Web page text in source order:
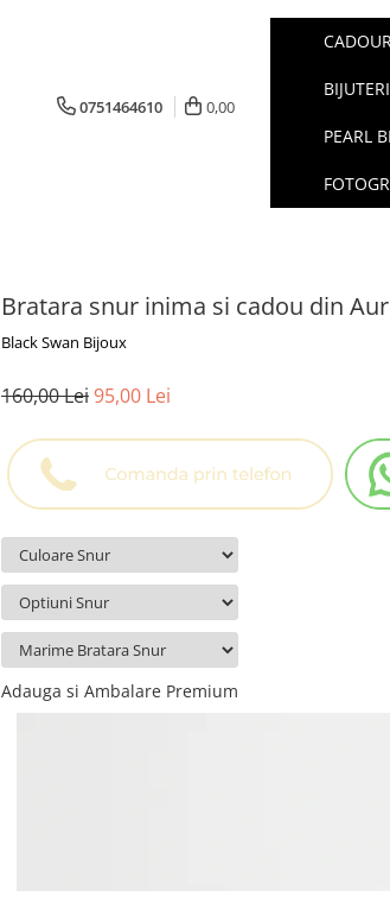
0751464610 0,00
PEARL
Bratara snur inima si cadou din
Black Swan Bijoux
160,00 Lei95,00 Lei
Adauga si Ambalare Premium